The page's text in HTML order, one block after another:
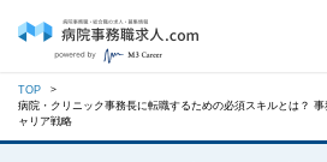
TOP
病院・クリニック事務長に転職するための必須スキルとは？
ャリア戦略